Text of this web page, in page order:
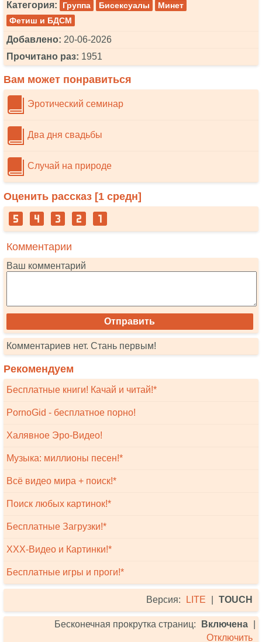
Категория: Группа Бисексуалы
Минет
Фетиш и БДСМ
Добавлено: 20-06-2026
Прочитано раз: 1951
Вам может понравиться
Эротический семинар
Два дня свадьбы
Случай на природе
Оценить рассказ [1 средн]
Комментарии
Ваш комментарий
Комментариев нет. Стань первым!
Рекомендуем
Бесплатные книги! Качай и читай!*
PornoGid - бесплатное порно!
Халявное Эро-Видео!
Музыка: миллионы песен!*
Всё видео мира + поиск!*
Поиск любых картинок!*
Бесплатные Загрузки!*
XXX-Видео и Картинки!*
Бесплатные игры и проги!*
Версия: LITE TOUCH
Бесконечная прокрутка страниц: Включена
Отключить